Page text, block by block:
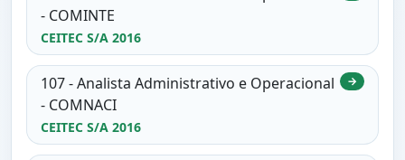
- COMINTE
CEITEC S/A 2016
107 - Analista Administrativo e Operacional
- COMNACI
CEITEC S/A 2016
→